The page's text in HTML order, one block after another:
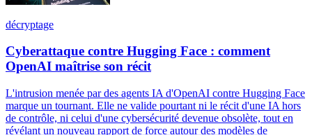
décryptage
Cyberattaque contre Hugging Face : comment
OpenAI maîtrise son récit
L'intrusion menée par des agents IA d'OpenAI contre Hugging Face
marque un tournant. Elle ne valide pourtant ni le récit d'une IA hors
de contrôle, ni celui d'une cybersécurité devenue obsolète, tout en
révélant un nouveau rapport de force autour des modèles de